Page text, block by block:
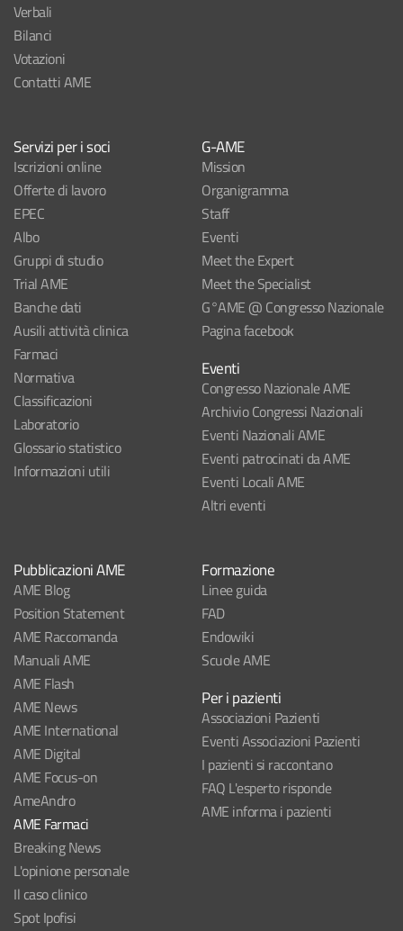
Verbali
Bilanci
Votazioni
Contatti AME
Servizi per i soci
Iscrizioni online
Offerte di lavoro
EPEC
Albo
Gruppi di studio
Trial AME
Banche dati
Ausili attività clinica
Farmaci
Normativa
Classificazioni
Laboratorio
Glossario statistico
Informazioni utili
G-AME
Mission
Organigramma
Staff
Eventi
Meet the Expert
Meet the Specialist
G°AME @ Congresso Nazionale
Pagina facebook
Eventi
Congresso Nazionale AME
Archivio Congressi Nazionali
Eventi Nazionali AME
Eventi patrocinati da AME
Eventi Locali AME
Altri eventi
Pubblicazioni AME
AME Blog
Position Statement
AME Raccomanda
Manuali AME
AME Flash
AME News
AME International
AME Digital
AME Focus-on
AmeAndro
AME Farmaci
Breaking News
L'opinione personale
Il caso clinico
Spot Ipofisi
Formazione
Linee guida
FAD
Endowiki
Scuole AME
Per i pazienti
Associazioni Pazienti
Eventi Associazioni Pazienti
I pazienti si raccontano
FAQ L'esperto risponde
AME informa i pazienti